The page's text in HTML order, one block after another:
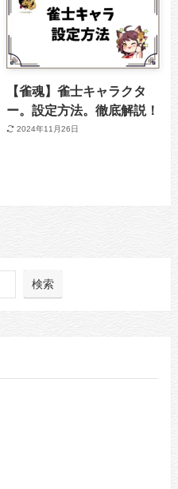
【雀魂】雀士キャラクタ
ー。設定方法。徹底解説！
2024年11月26日
検索